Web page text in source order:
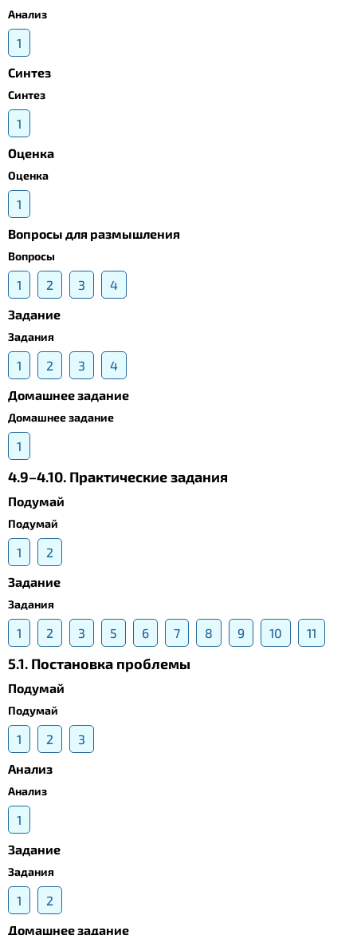
Анализ
1
Синтез
Синтез
1
Оценка
Оценка
1
Вопросы для размышления
Вопросы
1 2 3
4
Задание
Задания
1 2 3
4
Домашнее задание
Домашнее задание
1
4.9–4.10. Практические задания
Подумай
Подумай
1
2
Задание
Задания
1 2 3 5 6 7 8 9 10 11
5.1. Постановка проблемы
Подумай
Подумай
1 2
3
Анализ
Анализ
1
Задание
Задания
1
2
Домашнее задание